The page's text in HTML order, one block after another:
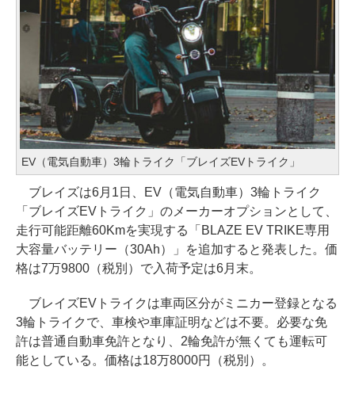
EV（電気自動車）3輪トライク「ブレイズEVトライク」
ブレイズは6月1日、EV（電気自動車）3輪トライク
「ブレイズEVトライク」のメーカーオプションとして、
走行可能距離60Kmを実現する「BLAZE EV TRIKE専用
大容量バッテリー（30Ah）」を追加すると発表した。価
格は7万9800（税別）で入荷予定は6月末。
ブレイズEVトライクは車両区分がミニカー登録となる
3輪トライクで、車検や車庫証明などは不要。必要な免
許は普通自動車免許となり、2輪免許が無くても運転可
能としている。価格は18万8000円（税別）。